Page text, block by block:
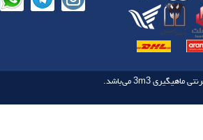
ماهیگیری‌‌ 3m3 می‌باشد.